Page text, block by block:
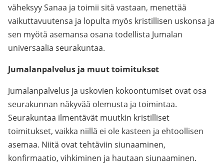
väheksyy Sanaa ja toimii sitä vastaan, menettää
vaikuttavuutensa ja lopulta myös kristillisen uskonsa ja
sen myötä asemansa osana todellista Jumalan
universaalia seurakuntaa.
Jumalanpalvelus ja muut toimitukset
Jumalanpalvelus ja uskovien kokoontumiset ovat osa
seurakunnan näkyvää olemusta ja toimintaa.
Seurakuntaa ilmentävät muutkin kristilliset
toimitukset, vaikka niillä ei ole kasteen ja ehtoollisen
asemaa. Niitä ovat tehtäviin siunaaminen,
konfirmaatio, vihkiminen ja hautaan siunaaminen.